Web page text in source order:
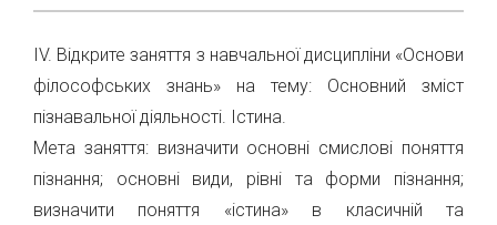
ІV. Відкрите заняття з навчальної дисципліни «Основи
філософських знань» на тему: Основний зміст
пізнавальної діяльності. Істина.
Мета заняття: визначити основні смислові поняття
пізнання; основні види, рівні та форми пізнання;
визначити поняття «істина» в класичній та